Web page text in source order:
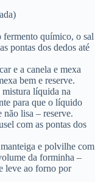
químico, o sal
pontas dos dedos até
e a canela e mexa
bem e reserve.
líquida na
para que o líquido
não lisa – reserve.
com as pontas dos
e polvilhe com
da forminha –
leve ao forno por